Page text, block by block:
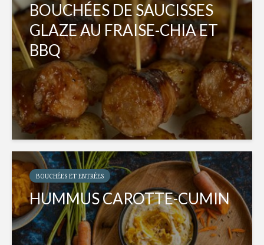
BOUCHÉES DE SAUCISSES
GLAZE AU FRAISE-CHIA ET
BBQ
BOUCHÉES ET ENTRÉES
HUMMUS CAROTTE-CUMIN